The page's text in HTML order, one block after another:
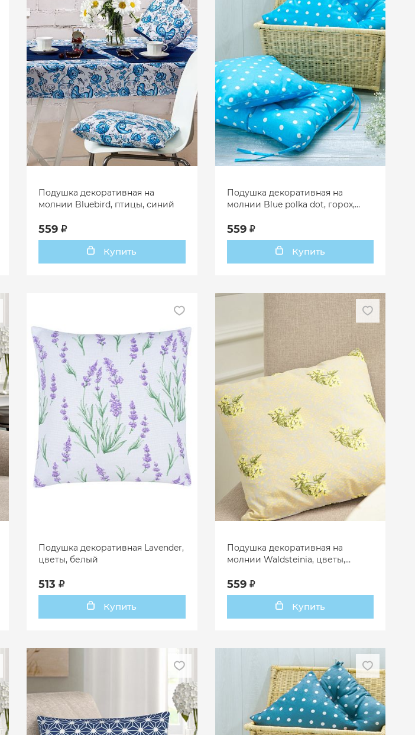
Подушка декоративная на
молнии Bluebird, птицы, синий
559
Купить
Подушка декоративная на
молнии Blue polka dot, горох,
559
Купить
Подушка декоративная Lavender,
цветы, белый
513
Купить
Подушка декоративная на
молнии Waldsteinia, цветы,
559
Купить